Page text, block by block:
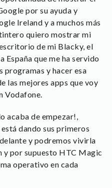
por su ayuda y
Ireland y a muchos más
quiero mostrar mi
de mi Blacky, el
que me ha servido
programas y hacer esa
las mejores apps que voy
Vodafone.
acaba de empezar!,
dando sus primeros
y podremos vivirla
y por supuesto HTC Magic
operativo en cada